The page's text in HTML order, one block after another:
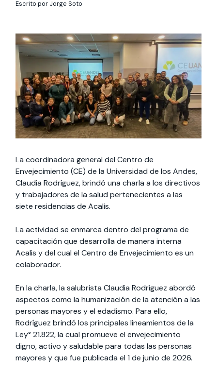
interesar:
International
students
Facultades
interesar:
2025
vinculación con la
Extensión Cultural
Te puede interesar:Filantropía y Donaciones
Te puede
Explora el campus
Uandes
Noticias
estudiantiles
Escrito por Jorge Soto
La coordinadora general del Centro de
Envejecimiento (CE) de la Universidad de los Andes,
Claudia Rodríguez, brindó una charla a los directivos
y trabajadores de la salud pertenecientes a las
siete residencias de Acalis.
La actividad se enmarca dentro del programa de
capacitación que desarrolla de manera interna
Acalis y del cual el Centro de Envejecimiento es un
colaborador.
En la charla, la salubrista Claudia Rodríguez abordó
aspectos como la humanización de la atención a las
personas mayores y el edadismo. Para ello,
Rodríguez brindó los principales lineamientos de la
Ley° 21.822, la cual promueve el envejecimiento
digno, activo y saludable para todas las personas
mayores y que fue publicada el 1 de junio de 2026.